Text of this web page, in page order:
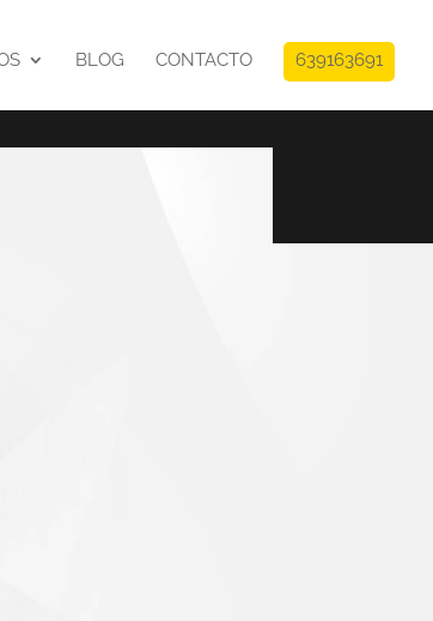
BLOG CONTACTO 639163691